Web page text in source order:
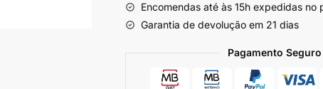
Encomendas até às 15h expedidas no
Garantia de devolução em 21 dias
Pagamento Seguro